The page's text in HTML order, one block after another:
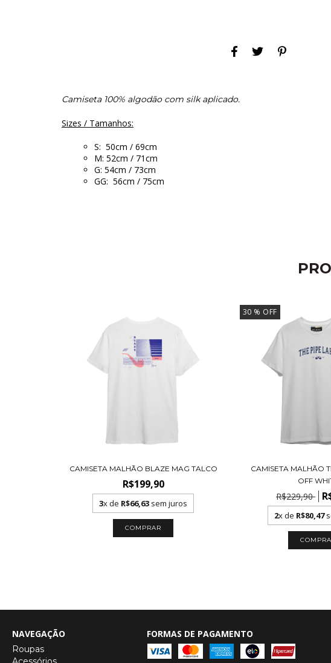
Camiseta 100% algodão com silk aplicado.
Sizes / Tamanhos:
S: 50cm / 69cm
M: 52cm / 71cm
G: 54cm / 73cm
GG: 56cm / 75cm
CAMISETA MALHÃO BLAZE MAG TALCO
R$199,90
3x de R$66,63 sem juros
COMPRAR
30 % OFF
CAMISETA MALHÃO
OFF
R$229,90
2x de R$80,47
NAVEGAÇÃO
Roupas
FORMAS DE PAGAMENTO